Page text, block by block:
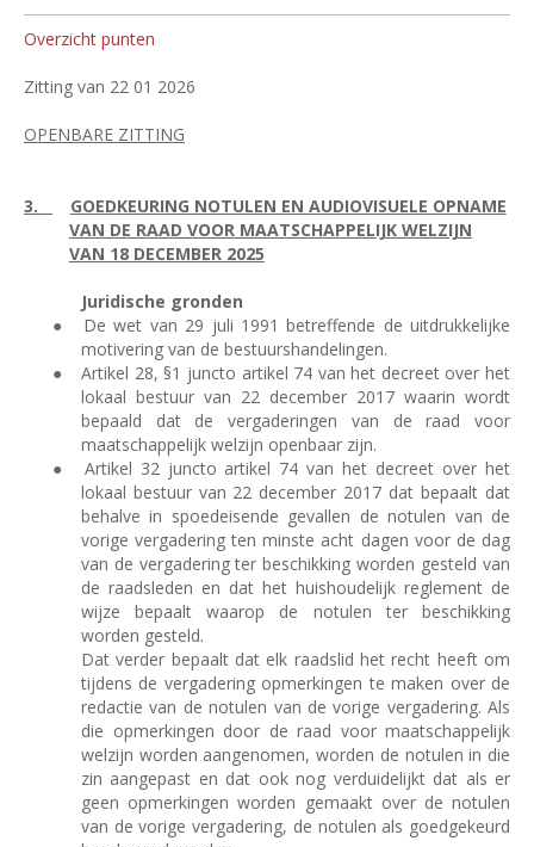
Overzicht punten
Zitting van 22 01 2026
OPENBARE ZITTING
3.
GOEDKEURING NOTULEN EN AUDIOVISUELE OPNAME
VAN DE RAAD VOOR MAATSCHAPPELIJK WELZIJN
VAN 18 DECEMBER 2025
Juridische gronden
●
De wet van 29 juli 1991 betreffende de uitdrukkelijke
motivering van de bestuurshandelingen.
●
Artikel 28, §1 juncto artikel 74 van het decreet over het
lokaal bestuur van 22 december 2017 waarin wordt
bepaald dat de vergaderingen van de raad voor
maatschappelijk welzijn openbaar zijn.
●
Artikel 32 juncto artikel 74 van het decreet over het
lokaal bestuur van 22 december 2017 dat bepaalt dat
behalve in spoedeisende gevallen de notulen van de
vorige vergadering ten minste acht dagen voor de dag
van de vergadering ter beschikking worden gesteld van
de raadsleden en dat het huishoudelijk reglement de
wijze bepaalt waarop de notulen ter beschikking
worden gesteld.
Dat verder bepaalt dat elk raadslid het recht heeft om
tijdens de vergadering opmerkingen te maken over de
redactie van de notulen van de vorige vergadering. Als
die opmerkingen door de raad voor maatschappelijk
welzijn worden aangenomen, worden de notulen in die
zin aangepast en dat ook nog verduidelijkt dat als er
geen opmerkingen worden gemaakt over de notulen
van de vorige vergadering, de notulen als goedgekeurd